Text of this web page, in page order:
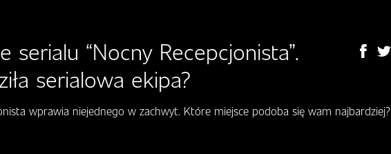
serialu “Nocny Recepcjonista”.
serialowa ekipa?
wprawia niejednego w zachwyt. Które miejsce podoba się wam najbardziej?